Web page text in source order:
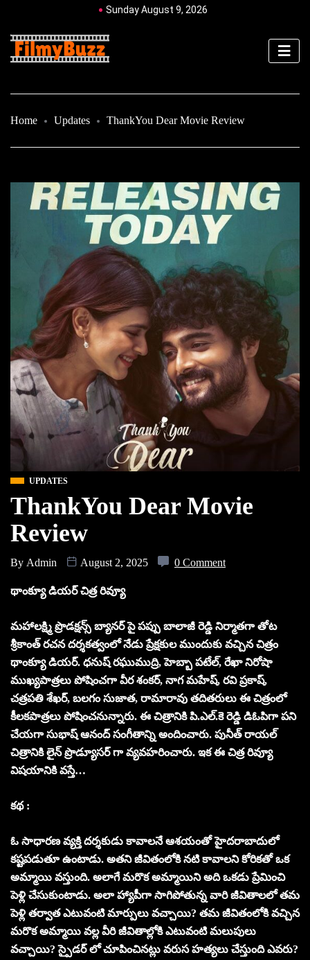
Sunday August 9, 2026
Home Updates ThankYou Dear Movie Review
UPDATES
ThankYou Dear Movie
Review
By Admin August 2, 2025 0 Comment
థాంక్యూ డియర్ చిత్ర రివ్యూ
మహాలక్ష్మి ప్రొడక్షన్స్ బ్యానర్ పై పప్పు బాలాజీ రెడ్డి నిర్మాతగా తోట
శ్రీకాంత్ రచన దర్శకత్వంలో నేడు ప్రేక్షకుల ముందుకు వచ్చిన చిత్రం
థాంక్యూ డియర్. ధనుష్ రఘుముద్రి, హెబ్బా పటేల్, రేఖా నిరోషా
ముఖ్యపాత్రలు పోషించగా వీర శంకర్, నాగ మహేష్, రవి ప్రకాష్,
చత్రపతి శేఖర్, బలగం సుజాత, రామారావు తదితరులు ఈ చిత్రంలో
కీలకపాత్రలు పోషించనున్నారు. ఈ చిత్రానికి పి.ఎల్.కె రెడ్డి డిఓపిగా పని
చేయగా సుభాష్ ఆనంద్ సంగీతాన్ని అందించారు. పునీత్ రాయల్
చిత్రానికి లైన్ ప్రొడ్యూసర్ గా వ్యవహరించారు. ఇక ఈ చిత్ర రివ్యూ
విషయానికి వస్తే…
కథ :
ఓ సాధారణ వ్యక్తి దర్శకుడు కావాలనే ఆశయంతో హైదరాబాదులో
కష్టపడుతూ ఉంటాడు. అతని జీవితంలోకి నటి కావాలని కోరికతో ఒక
అమ్మాయి వస్తుంది. అలాగే మరొక అమ్మాయిని అది ఒకడు ప్రేమించి
పెళ్లి చేసుకుంటాడు. అలా హ్యాపీగా సాగిపోతున్న వారి జీవితాలలో తమ
పెళ్లి తర్వాత ఎటువంటి మార్పులు వచ్చాయి? తమ జీవితంలోకి వచ్చిన
మరొక అమ్మాయి వల్ల వీరి జీవితాల్లోకి ఎటువంటి మలుపులు
వచ్చాయి? స్పైడర్ లో చూపించినట్లు వరుస హత్యలు చేస్తుంది ఎవరు?